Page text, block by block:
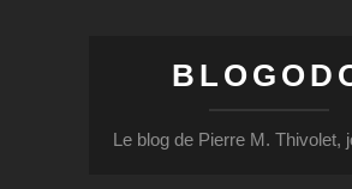
Le blog de Pierre M. Thivolet,